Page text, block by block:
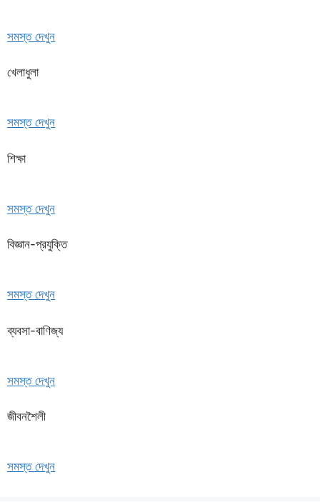
সমস্ত দেখুন
খেলাধুলা
সমস্ত দেখুন
শিক্ষা
সমস্ত দেখুন
বিজ্ঞান-প্রযুক্তি
সমস্ত দেখুন
ব্যবসা-বাণিজ্য
সমস্ত দেখুন
জীবনশৈলী
সমস্ত দেখুন